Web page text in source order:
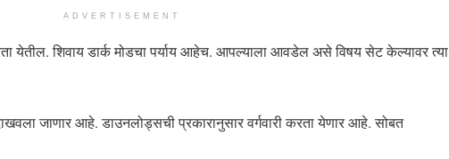
ADVERTISEMENT
येतील. शिवाय डार्क मोडचा पर्याय आहेच. आपल्याला आवडेल असे विषय सेट केल्यावर त्या
जाणार आहे. डाउनलोड्सची प्रकारानुसार वर्गवारी करता येणार आहे. सोबत